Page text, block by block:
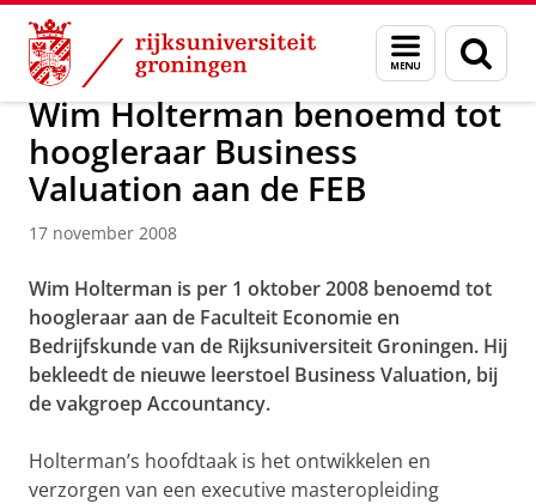
Skip
Content
Skip
Navigation
Menu
en
zoeken
Over ons Actueel Nieuws Nieuwsberichten
Wim Holterman benoemd tot
hoogleraar Business
Valuation aan de FEB
17 november 2008
Wim Holterman is per 1 oktober 2008 benoemd tot
hoogleraar aan de Faculteit Economie en
Bedrijfskunde van de Rijksuniversiteit Groningen. Hij
bekleedt de nieuwe leerstoel Business Valuation, bij
de vakgroep Accountancy.
Holterman’s hoofdtaak is het ontwikkelen en
verzorgen van een executive masteropleiding